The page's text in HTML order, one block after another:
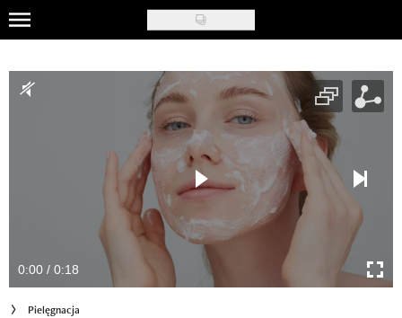
Skip
to
main
content
Moda
0:00 / 0:18
Pielęgnacja